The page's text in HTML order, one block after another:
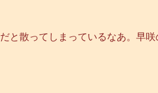
と散ってしまっているなあ。早